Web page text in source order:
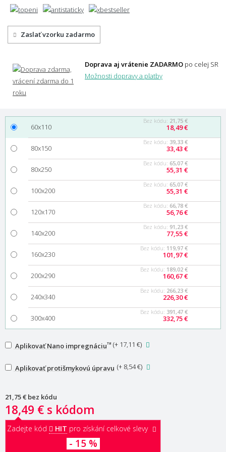
Zaslať vzorku zadarmo
Doprava aj vrátenie ZADARMO po celej SR
Možnosti dopravy a platby
60x110
Bez kódu: 21,75 €
18,49 €
80x150
Bez kódu: 39,33 €
33,43 €
80x250
Bez kódu: 65,07 €
55,31 €
100x200
Bez kódu: 65,07 €
55,31 €
120x170
Bez kódu: 66,78 €
56,76 €
140x200
Bez kódu: 91,23 €
77,55 €
160x230
Bez kódu: 119,97 €
101,97 €
200x290
Bez kódu: 189,02 €
160,67 €
240x340
Bez kódu: 266,23 €
226,30 €
300x400
Bez kódu: 391,47 €
332,75 €
Aplikovať Nano impregnáciu™ (+ 17,11 €)
Aplikovať protišmykovú úpravu (+ 8,54 €)
21,75 € bez kódu
18,49 € s kódom
Zadejte kód HIT pro získání celkové slevy
- 15 %